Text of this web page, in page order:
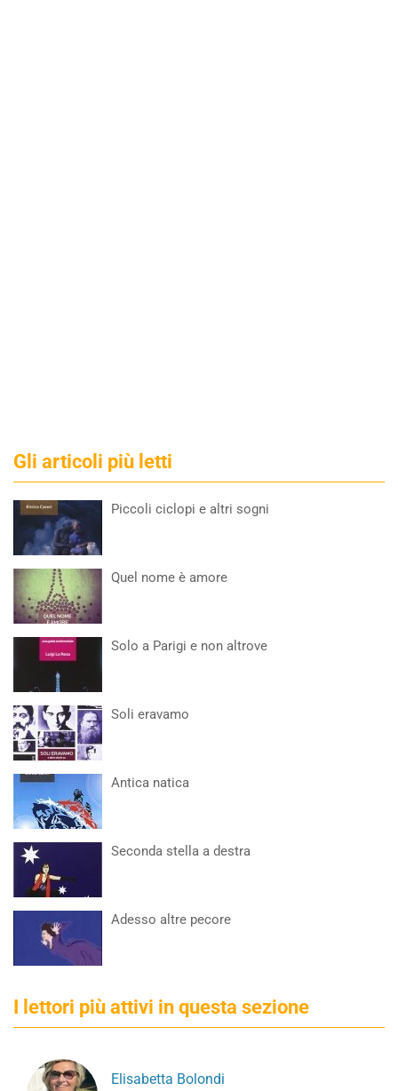
Gli articoli più letti
Piccoli ciclopi e altri sogni
Quel nome è amore
Solo a Parigi e non altrove
Soli eravamo
Antica natica
Seconda stella a destra
Adesso altre pecore
I lettori più attivi in questa sezione
Elisabetta Bolondi